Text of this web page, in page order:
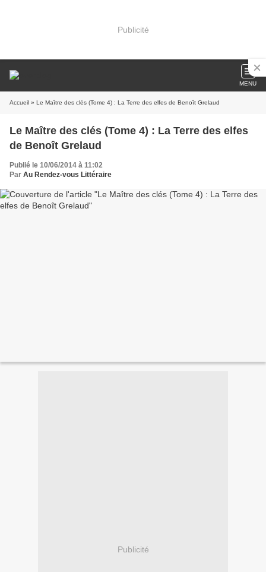
Publicité
MENU
Accueil » Le Maître des clés (Tome 4) : La Terre des elfes de Benoît Grelaud
Le Maître des clés (Tome 4) : La Terre des elfes
de Benoît Grelaud
Publié le 10/06/2014 à 11:02
Par Au Rendez-vous Littéraire
Publicité